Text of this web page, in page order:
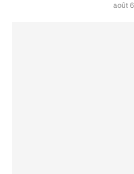
août